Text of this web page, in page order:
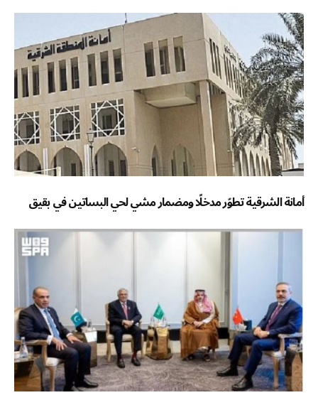
أمانة الشرقية تطوّر مدخلًا ومضمار مشي لحي البساتين في بقيق